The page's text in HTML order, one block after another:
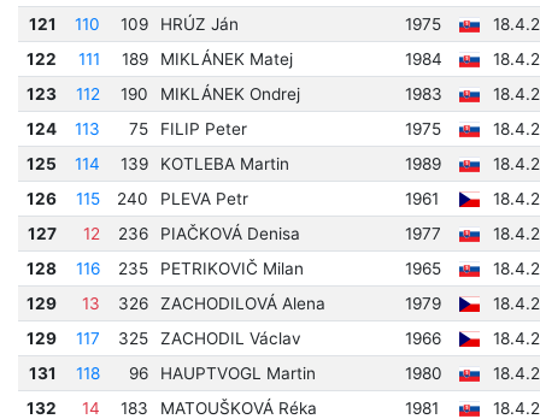
121
110 109 HRÚZ Ján 1975
122
111 189 MIKLÁNEK Matej 1984
123
112 190 MIKLÁNEK Ondrej 1983
124
113 75 FILIP Peter 1975
125
114 139 KOTLEBA Martin 1989
126
115 240 PLEVA Petr 1961
127
12 236 PIAČKOVÁ Denisa 1977
128
116 235 PETRIKOVIČ Milan 1965
129
13 326 ZACHODILOVÁ Alena 1979
129
117 325 ZACHODIL Václav 1966
131
118 96 HAUPTVOGL Martin 1980
132
14 183 MATOUŠKOVÁ Réka 1981